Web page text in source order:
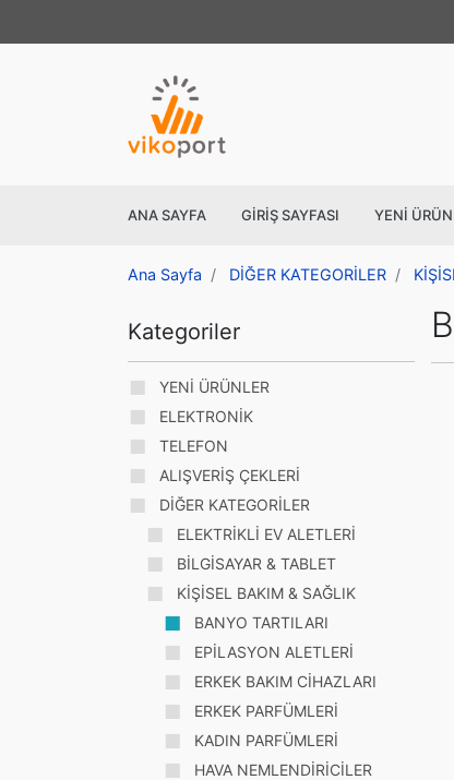
ANA SAYFA GIRIŞ SAYFASI YENİ
Ana Sayfa DİĞER KATEGORİLER
Kategoriler
YENİ ÜRÜNLER
ELEKTRONİK
TELEFON
ALIŞVERİŞ ÇEKLERİ
DİĞER KATEGORİLER
ELEKTRİKLİ EV ALETLERİ
BİLGİSAYAR & TABLET
KİŞİSEL BAKIM & SAĞLIK
BANYO TARTILARI
EPİLASYON ALETLERİ
ERKEK BAKIM CİHAZLARI
ERKEK PARFÜMLERİ
KADIN PARFÜMLERİ
HAVA NEMLENDİRİCİLER